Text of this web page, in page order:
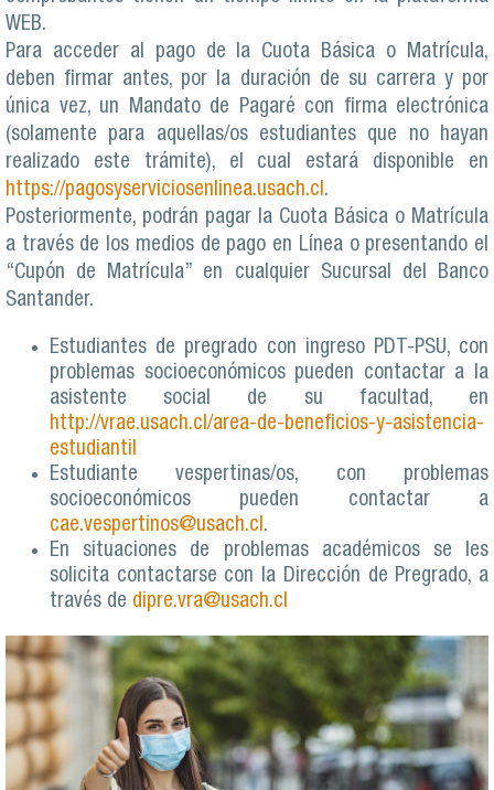
WEB.
Para acceder al pago de la Cuota Básica o Matrícula,
deben firmar antes, por la duración de su carrera y por
única vez, un Mandato de Pagaré con firma electrónica
(solamente para aquellas/os estudiantes que no hayan
realizado este trámite), el cual estará disponible en
https://pagosyserviciosenlinea.usach.cl.
Posteriormente, podrán pagar la Cuota Básica o Matrícula
a través de los medios de pago en Línea o presentando el
“Cupón de Matrícula” en cualquier Sucursal del Banco
Santander.
Estudiantes de pregrado con ingreso PDT-PSU, con
problemas socioeconómicos pueden contactar a la
asistente social de su facultad, en
http://vrae.usach.cl/area-de-beneficios-y-asistencia-
estudiantil
Estudiante vespertinas/os, con problemas
socioeconómicos pueden contactar a
cae.vespertinos@usach.cl.
En situaciones de problemas académicos se les
solicita contactarse con la Dirección de Pregrado, a
través de dipre.vra@usach.cl